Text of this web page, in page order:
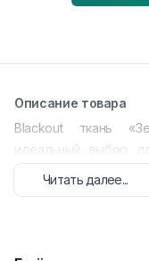
Описание товара
Blackout ткань
идеальный выбор
Прочный материал
защищает от
пространство.
Читать далее...